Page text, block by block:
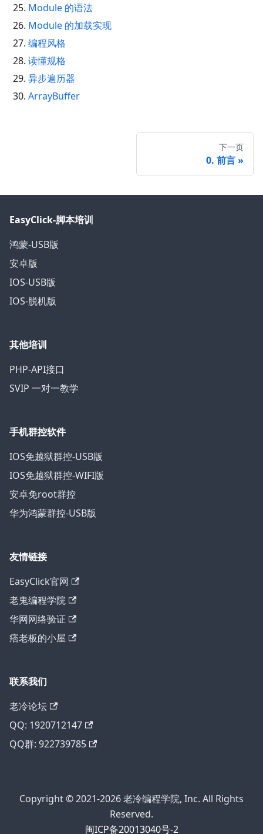
Module 的语法
Module 的加载实现
编程风格
读懂规格
异步遍历器
ArrayBuffer
下一页
0. 前言
EasyClick-脚本培训
鸿蒙-USB版
安卓版
IOS-USB版
IOS-脱机版
其他培训
PHP-API接口
SVIP 一对一教学
手机群控软件
IOS免越狱群控-USB版
IOS免越狱群控-WIFI版
安卓免root群控
华为鸿蒙群控-USB版
友情链接
EasyClick官网
老鬼编程学院
华网网络验证
痞老板的小屋
联系我们
老冷论坛
QQ: 1920712147
QQ群: 922739785
Copyright © 2021-2026 老冷编程学院, Inc. All Rights
Reserved.
闽ICP备20013040号-2